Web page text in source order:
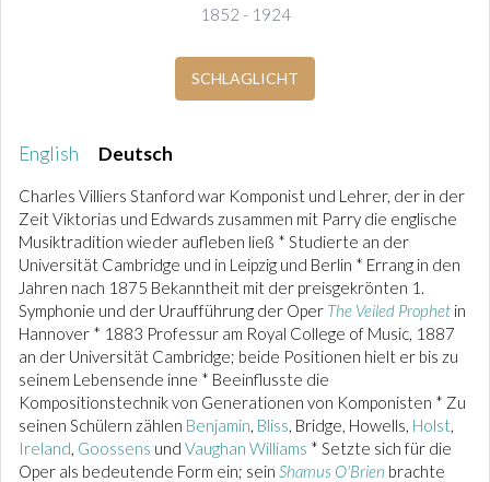
1852 - 1924
SCHLAGLICHT
English Deutsch
Charles Villiers Stanford war Komponist und Lehrer, der in der
Zeit Viktorias und Edwards zusammen mit Parry die englische
Musiktradition wieder aufleben ließ * Studierte an der
Universität Cambridge und in Leipzig und Berlin * Errang in den
Jahren nach 1875 Bekanntheit mit der preisgekrönten 1.
Symphonie und der Uraufführung der Oper The Veiled Prophet in
Hannover * 1883 Professur am Royal College of Music, 1887
an der Universität Cambridge; beide Positionen hielt er bis zu
seinem Lebensende inne * Beeinflusste die
Kompositionstechnik von Generationen von Komponisten * Zu
seinen Schülern zählen Benjamin, Bliss, Bridge, Howells, Holst,
Ireland, Goossens und Vaughan Williams * Setzte sich für die
Oper als bedeutende Form ein; sein Shamus O'Brien brachte